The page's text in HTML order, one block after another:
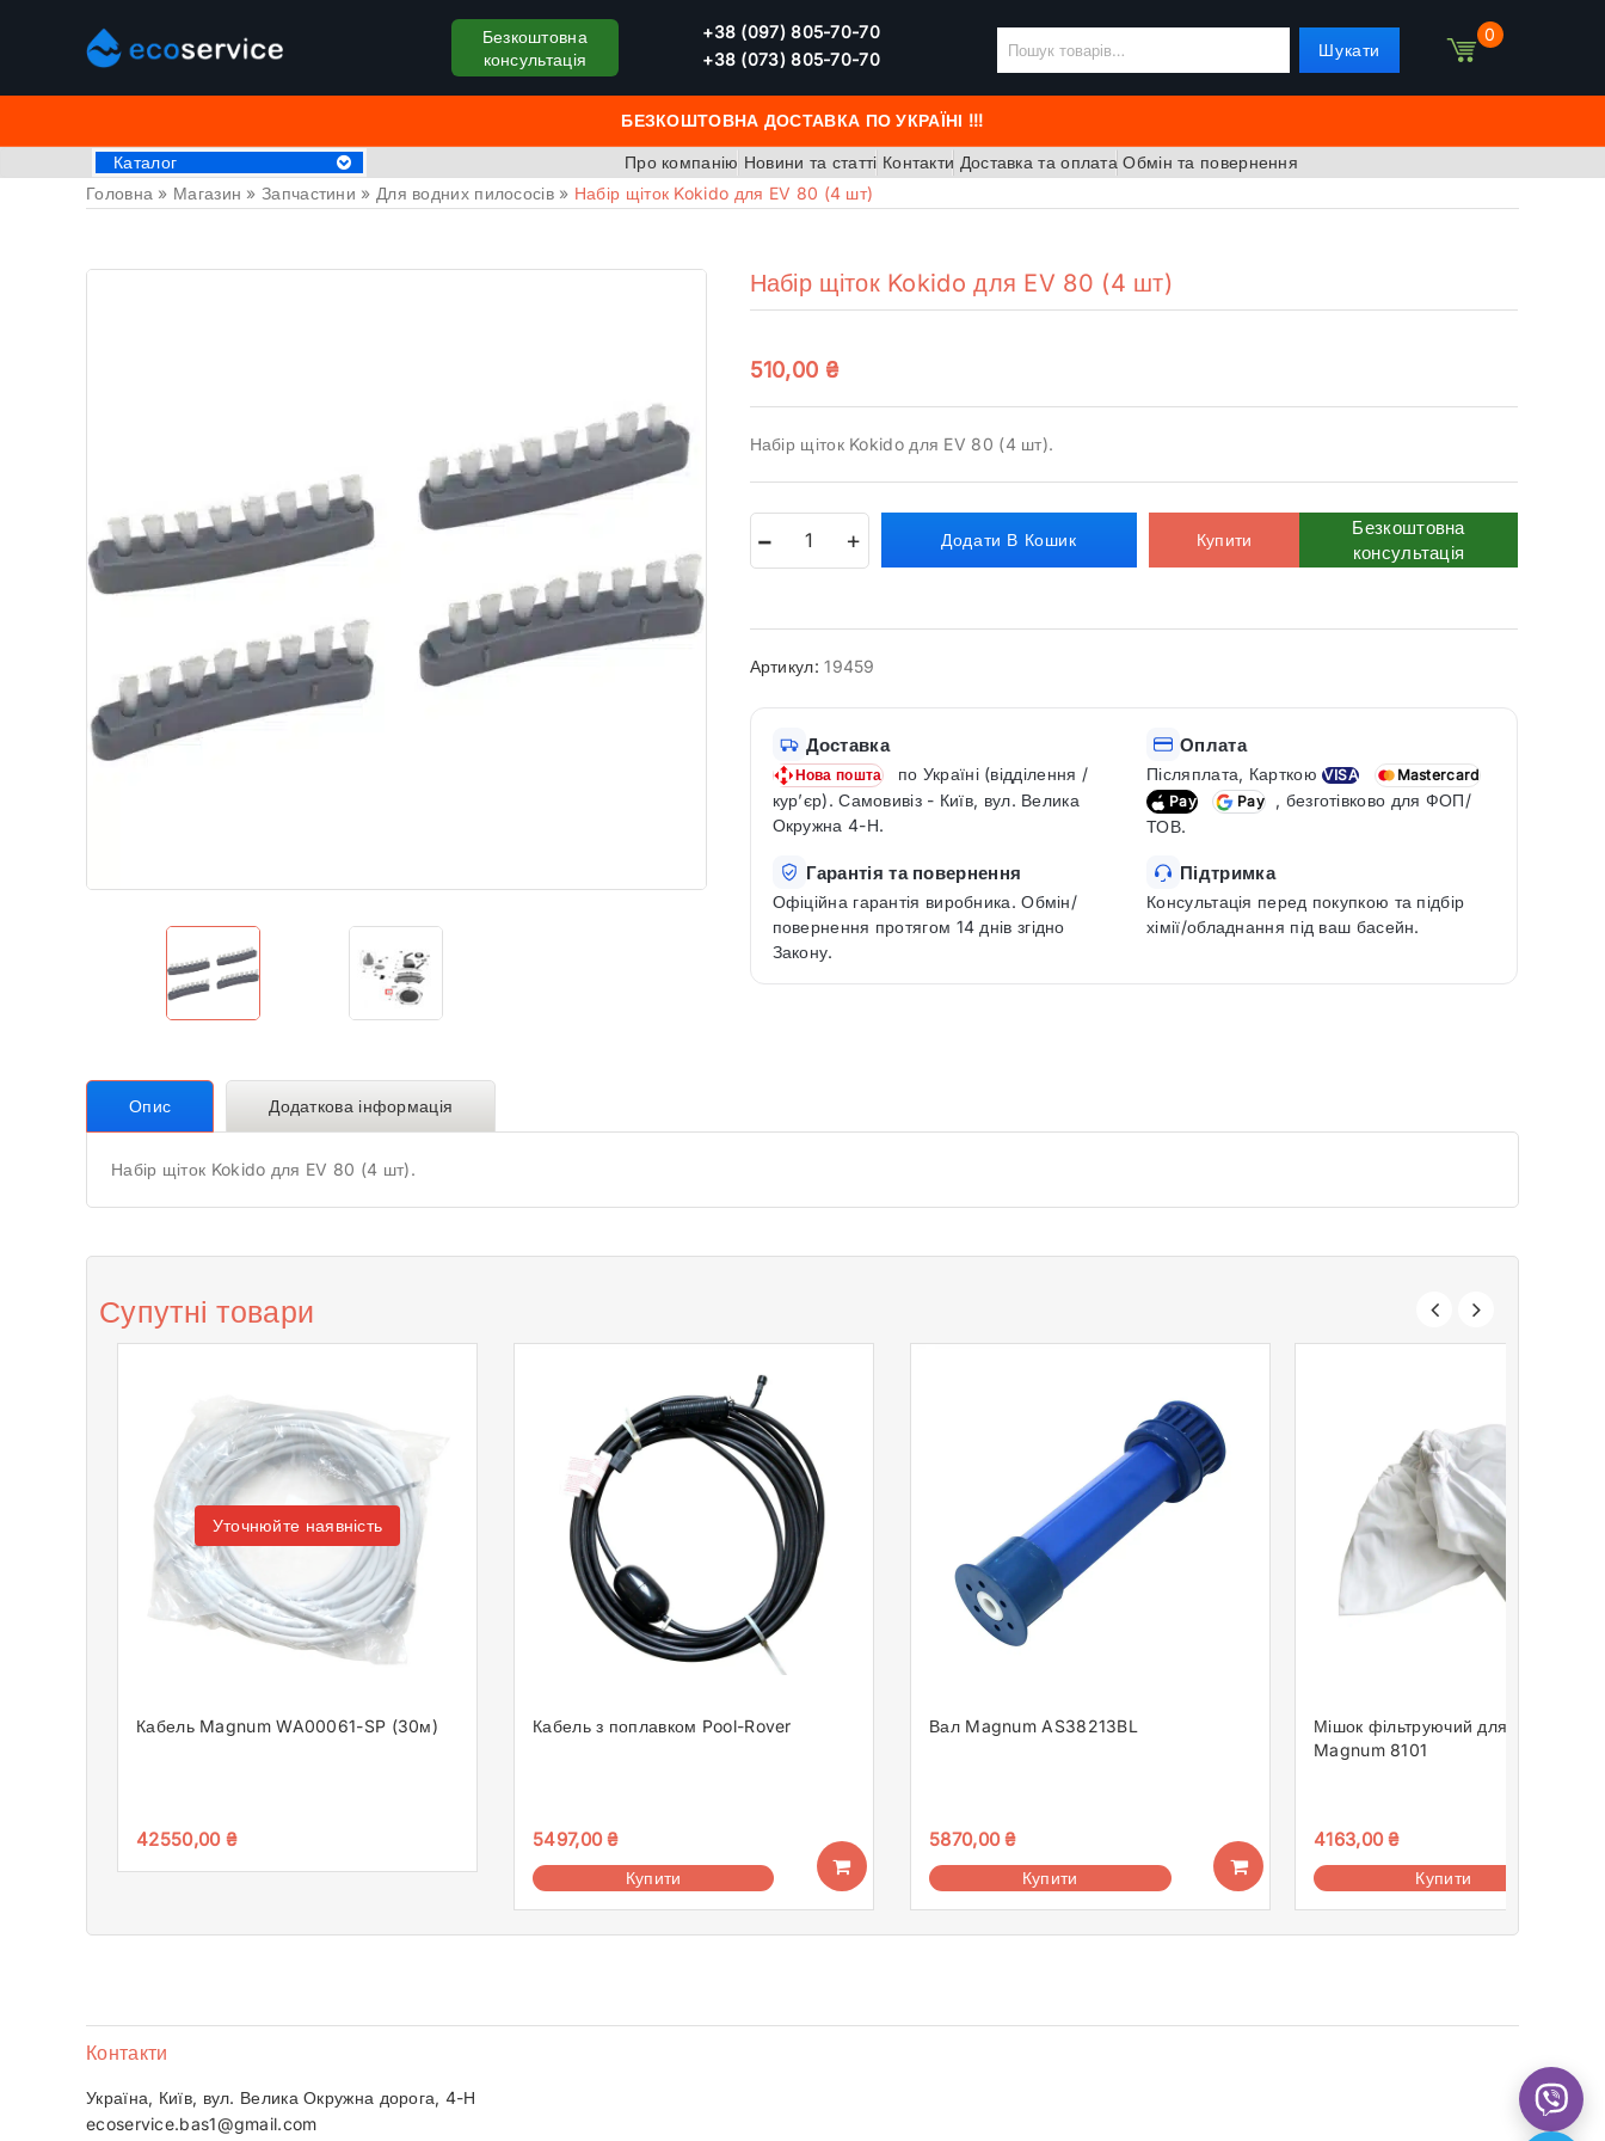
БЕЗКОШТОВНА ДОСТАВКА ПО УКРАЇНІ !!!
Безкоштовна
консультація
+38 (097) 805-70-70
+38 (073) 805-70-70
0
Шукати
Каталог
Хімія для басейну
Крижані ванни
Обладнання для саун
Теплові насоси для дому
Аквафітнес і відпочинок на воді
Запчастини
Про компанію Новини та статті Контакти Доставка та оплата Обмін та повернення
Головна » Магазин »Запчастини » Для водних пилососів» Набір щіток Kokido для EV 80 (4 шт)
Набір щіток Kokido для EV 80 (4 шт)
510,00 ₴
Набір щіток Kokido для EV 80 (4 шт).
Додати В Кошик Купити
Безкоштовна
консультація
Артикул:19459
Доставка
Нова пошта
по Україні (відділення /
кур’єр). Самовивіз - Київ, вул. Велика
Окружна 4-Н.
Оплата
Післяплата, КарткоюVISA
Mastercard
Pay
Pay
, безготівково для ФОП/
ТОВ.
Гарантія та повернення
Офіційна гарантія виробника. Обмін/
повернення протягом 14 днів згідно
Закону.
Підтримка
Консультація перед покупкою та підбір
хімії/обладнання під ваш басейн.
Опис Додаткова інформація
Набір щіток Kokido для EV 80 (4 шт).
Супутні товари
Уточнюйте наявність
Кабель Magnum WA00061-SP (30м)
42550,00 ₴
Кабель з поплавком Pool-Rover
5497,00₴
Купити
Вал Magnum AS38213BL
5870,00₴
Купити
Мішок фільтруючий для пилососів
Magnum 8101
4163,00₴
Купити
Контакти
Україна, Київ, вул. Велика Окружна дорога, 4-Н
ecoservice.bas1@gmail.com